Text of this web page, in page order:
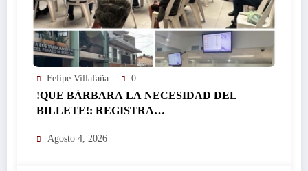
Felipe Villafaña 0
!QUE BÁRBARA LA NECESIDAD DEL
BILLETE!: REGISTRA
EL ICTSGEM MÁS DE 400 CRÉDITOS EN
UN DÍA…
Agosto 4, 2026